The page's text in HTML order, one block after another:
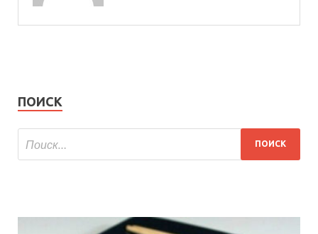
ПОИСК